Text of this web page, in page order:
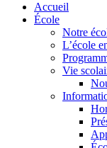
Accueil
École
Notre
L’école
Vie